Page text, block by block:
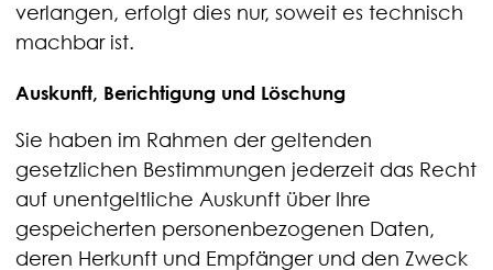
verlangen, erfolgt dies nur, soweit es technisch
machbar ist.
Auskunft, Berichtigung und Löschung
Sie haben im Rahmen der geltenden
gesetzlichen Bestimmungen jederzeit das Recht
auf unentgeltliche Auskunft über Ihre
gespeicherten personenbezogenen Daten,
deren Herkunft und Empfänger und den Zweck